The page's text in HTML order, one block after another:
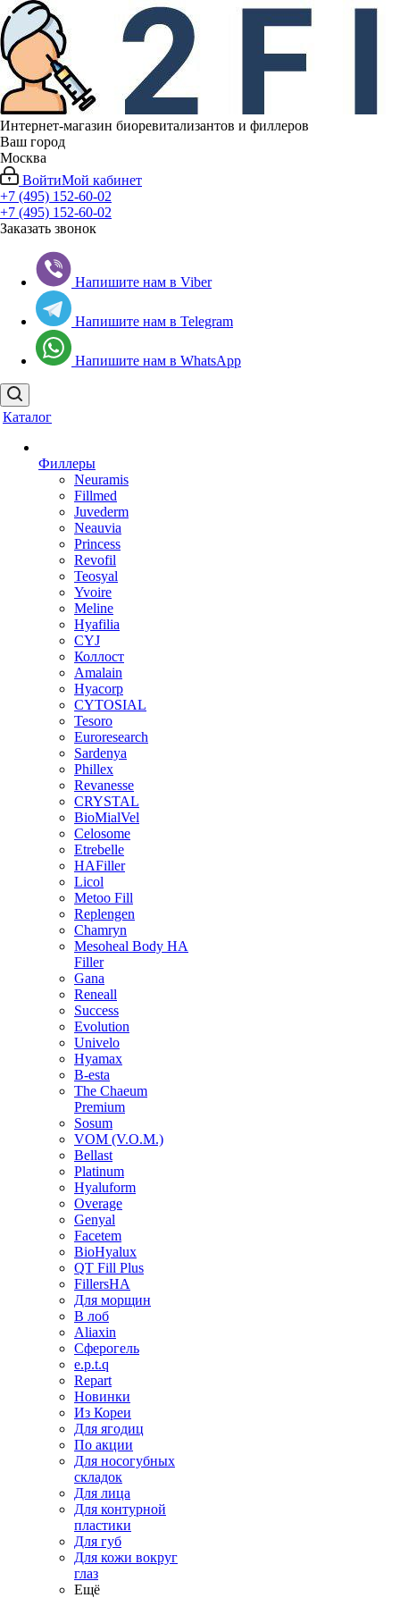
Интернет-магазин биоревитализантов и филлеров
Ваш город
Москва
ВойтиМой кабинет
+7 (495) 152-60-02
+7 (495) 152-60-02
Заказать звонок
Напишите нам в Viber
Напишите нам в Telegram
Напишите нам в WhatsApp
Каталог
Филлеры
Neuramis
Fillmed
Juvederm
Neauvia
Princess
Revofil
Teosyal
Yvoire
Meline
Hyafilia
CYJ
Коллост
Amalain
Hyacorp
CYTOSIAL
Tesoro
Euroresearch
Sardenya
Phillex
Revanesse
CRYSTAL
BioMialVel
Celosome
Etrebelle
HAFiller
Licol
Metoo Fill
Replengen
Chamryn
Mesoheal Body HA
Filler
Gana
Reneall
Success
Evolution
Univelo
Hyamax
B-esta
The Chaeum
Premium
Sosum
VOM (V.O.M.)
Bellast
Platinum
Hyaluform
Overage
Genyal
Facetem
BioHyalux
QT Fill Plus
FillersHA
Для морщин
В лоб
Aliaxin
Сферогель
e.p.t.q
Repart
Новинки
Из Кореи
Для ягодиц
По акции
Для носогубных
складок
Для лица
Для контурной
пластики
Для губ
Для кожи вокруг
глаз
Ещё